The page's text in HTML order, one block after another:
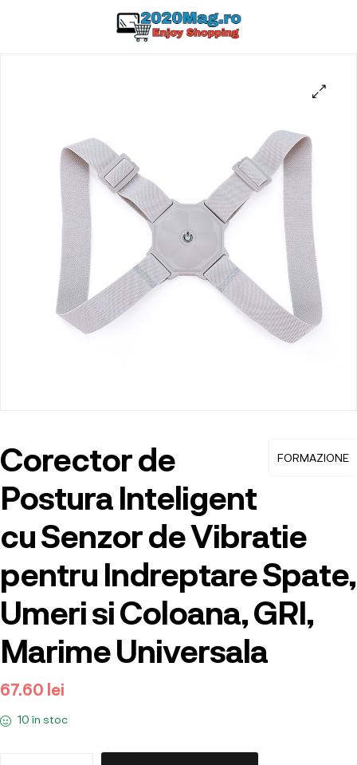
FORMAZIONE
Corector de
Postura Inteligent
cu Senzor de Vibratie
pentru Indreptare Spate,
Umeri si Coloana, GRI,
Marime Universala
67.60 lei
10 în stoc